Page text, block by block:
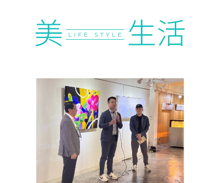
美 LIFE STYLE 生活